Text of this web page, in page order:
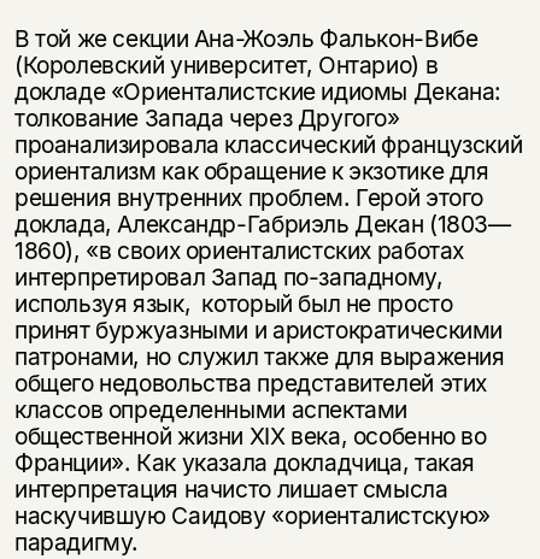
В той же секции Ана-Жоэль Фалькон-Вибе
(Королевский университет, Онтарио) в
докладе «Ориенталистские идиомы Декана:
толкование Запада через Другого»
проанализировала классический французский
ориентализм как обращение к экзотике для
решения внутренних проблем. Герой этого
доклада, Александр-Габриэль Декан (1803—
1860), «в своих ориенталистских работах
интерпретировал Запад по-западному,
используя язык, который был не просто
принят буржуазными и аристократическими
патронами, но служил также для выражения
общего недовольства представителей этих
классов определенными аспектами
общественной жизни XIX века, особенно во
Франции». Как указала докладчица, такая
интерпретация начисто лишает смысла
наскучившую Саидову «ориенталистскую»
парадигму.